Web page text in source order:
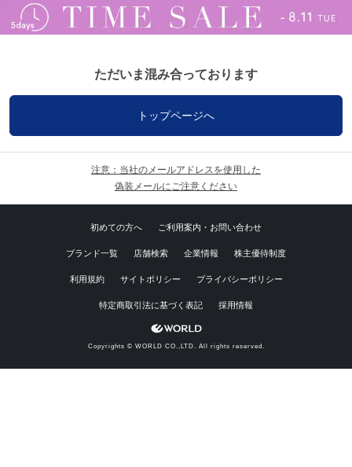
ただいま混み合っております
トップページへ
注意：当社のメールアドレスを使用した
偽装メールにご注意ください
初めての方へ ご利用案内・お問い合わせ
ブランド一覧 店舗検索 企業情報 株主優待制度
利用規約 サイトポリシー プライバシーポリシー
特定商取引法に基づく表記 採用情報
Copyrights © WORLD CO.,LTD. All rights reserved.